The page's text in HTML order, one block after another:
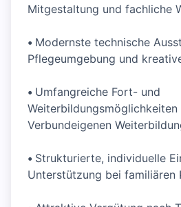
Mitgestaltung und fachliche
• Modernste technische
Pflegeumgebung und
• Umfangreiche Fort- und
Weiterbildungsmöglichkeiten
Verbundeigenen
• Strukturierte, individuelle
Unterstützung bei familiären